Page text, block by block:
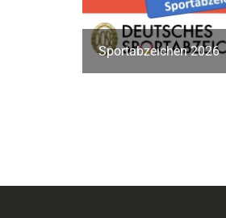
Sportabzeichen 2026